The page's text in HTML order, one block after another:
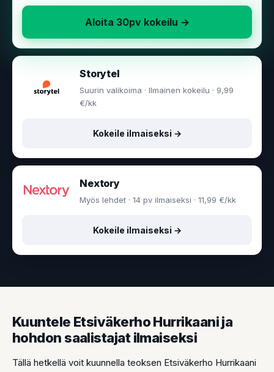
Aloita 30pv kokeilu →
Storytel
Suurin valikoima · Ilmainen kokeilu · 9,99
€/kk
Kokeile ilmaiseksi →
Nextory
Myös lehdet · 14 pv ilmaiseksi · 11,99 €/kk
Kokeile ilmaiseksi →
Kuuntele Etsiväkerho Hurrikaani ja
hohdon saalistajat ilmaiseksi
Tällä hetkellä voit kuunnella teoksen Etsiväkerho Hurrikaani